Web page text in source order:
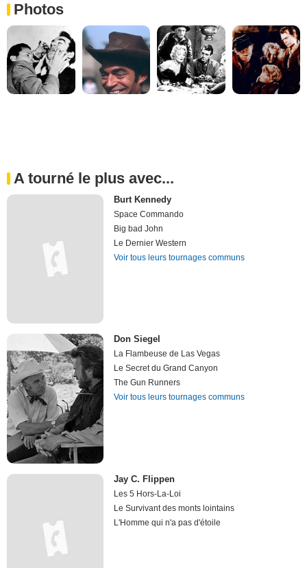
Photos
A tourné le plus avec...
Burt Kennedy
Space Commando
Big bad John
Le Dernier Western
Voir tous leurs tournages communs
Don Siegel
La Flambeuse de Las Vegas
Le Secret du Grand Canyon
The Gun Runners
Voir tous leurs tournages communs
Jay C. Flippen
Les 5 Hors-La-Loi
Le Survivant des monts lointains
L'Homme qui n'a pas d'étoile